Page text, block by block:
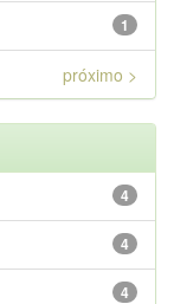
1
próximo >
4
4
4